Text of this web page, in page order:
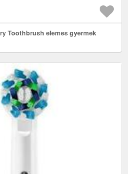
Toothbrush elemes gyermek